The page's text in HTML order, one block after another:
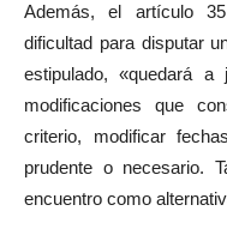
Además, el artículo
dificultad para disputar
estipulado, «quedará
modificaciones que
criterio, modificar
prudente o necesario.
encuentro como